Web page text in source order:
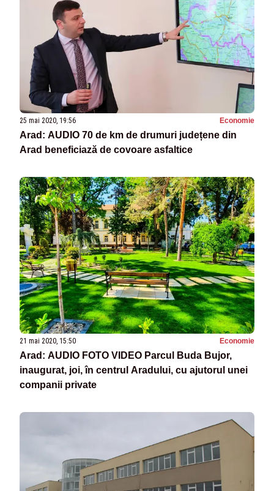
25 mai 2020, 19:56 Economie
Arad: AUDIO 70 de km de drumuri județene din
Arad beneficiază de covoare asfaltice
21 mai 2020, 15:50 Economie
Arad: AUDIO FOTO VIDEO Parcul Buda Bujor,
inaugurat, joi, în centrul Aradului, cu ajutorul unei
companii private